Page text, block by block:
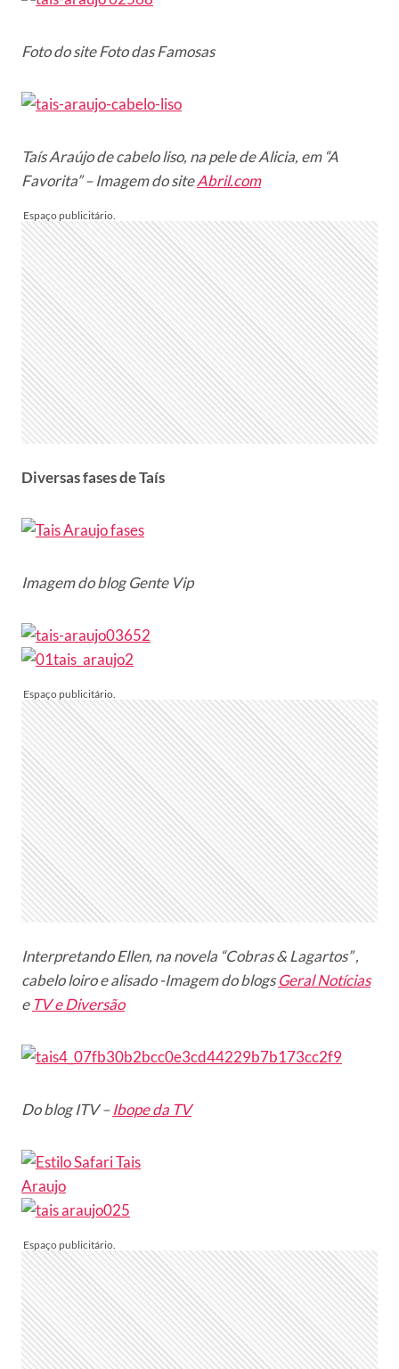
Foto do site Foto das Famosas
Taís Araújo de cabelo liso, na pele de Alicia, em “A
Favorita” – Imagem do siteAbril.com
Diversas fases de Taís
Imagem do blog Gente Vip
Interpretando Ellen, na novela “Cobras & Lagartos” ,
cabelo loiro e alisado -Imagem do blogsGeral Notícias
e TV e Diversão
Do blog ITV –Ibope da TV